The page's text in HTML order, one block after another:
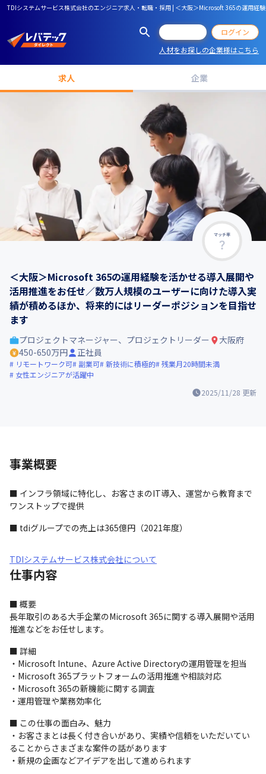
TDIシステムサービス株式会社のエンジニア求人・転職・採用 | ＜大阪＞Microsoft 365の運用
ログイン
人材をお探しの企業様はこちら
求人 企業
マッチ率
＜大阪＞Microsoft 365の運用経験を活かせる導入展開や
活用推進をお任せ／数万人規模のユーザーに向けた導入実
績が積めるほか、将来的にはリーダーポジションを目指せ
ます
2025/11/28 更新
プロジェクトマネージャー、プロジェクトリーダー
大阪府
450-650万円
正社員
リモートワーク可 副業可 新技術に積極的 残業月20時間未満
女性エンジニアが活躍中
事業概要
■ インフラ領域に特化し、お客さまのIT導入、運営から教育まで
ワンストップで提供
■ tdiグループでの売上は365億円（2021年度）
TDIシステムサービス株式会社について
仕事内容
■ 概要
長年取引のある大手企業のMicrosoft 365に関する導入展開や活用
推進などをお任せします。
■ 詳細
・Microsoft Intune、Azure Active Directoryの運用管理を担当
・Microsoft 365プラットフォームの活用推進や相談対応
・Microsoft 365の新機能に関する調査
・運用管理や業務効率化
■ この仕事の面白み、魅力
・お客さまとは長く付き合いがあり、実績や信頼をいただいてい
ることからさまざまな案件の話があります
・新規の企画などアイデアを出して進められます